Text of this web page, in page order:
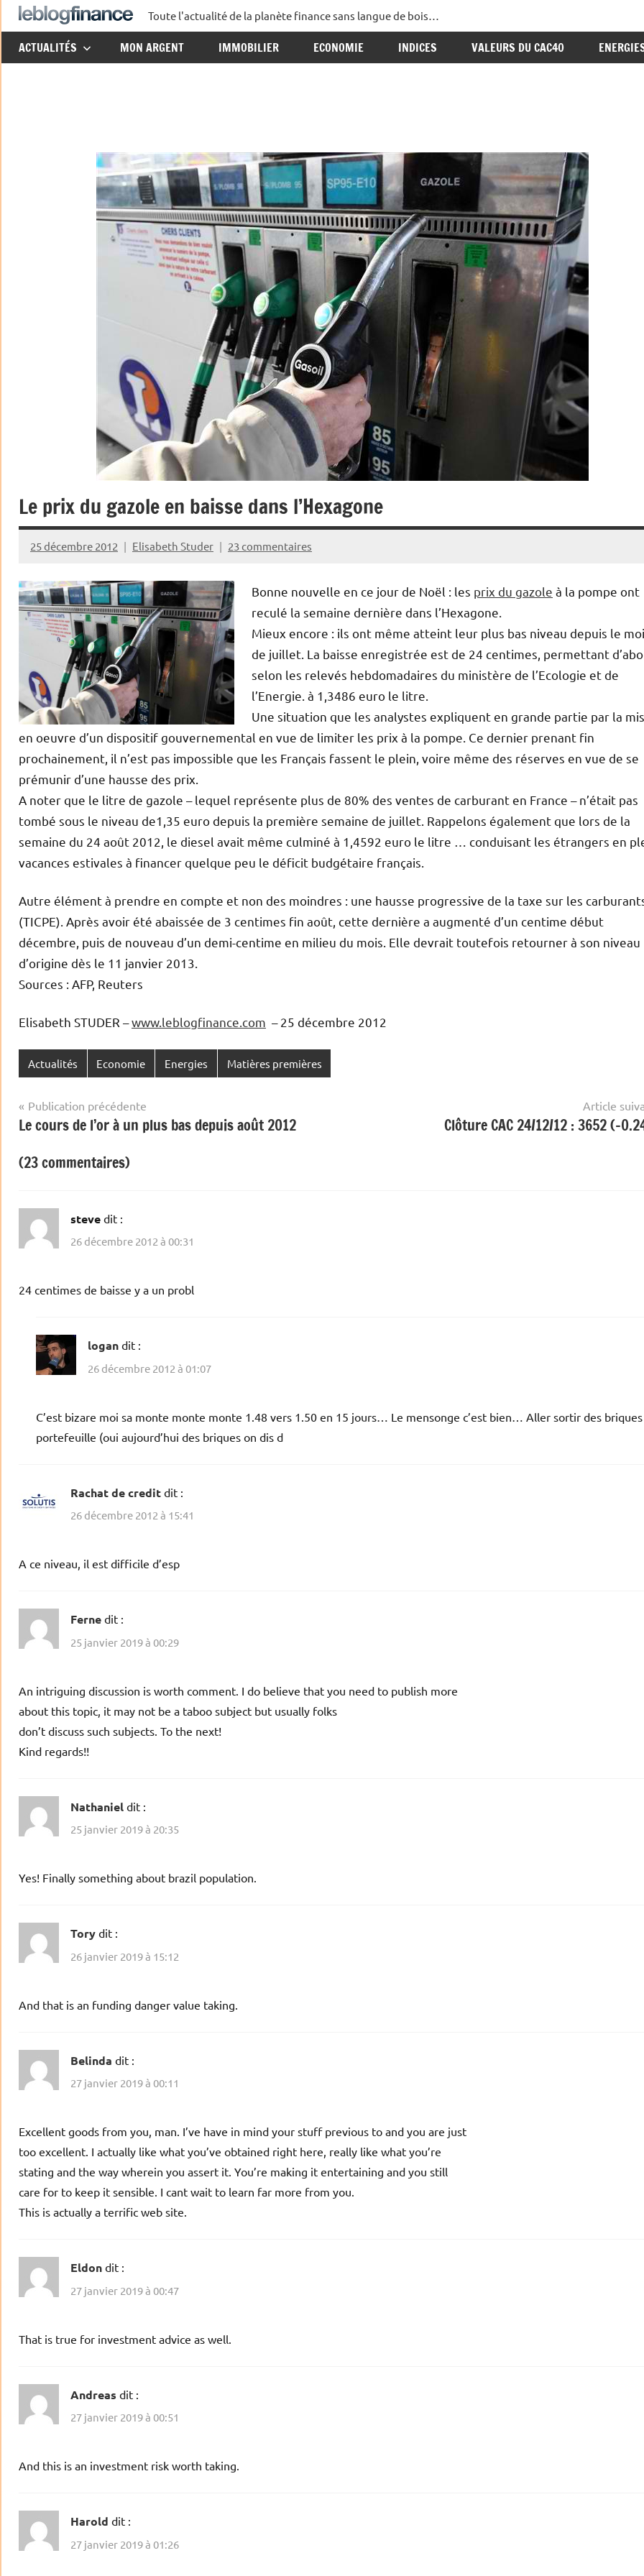
Aller
au
contenu
Le
Blog
Toute l'actualité de la planète finance sans langue de bois…
ACTUALITÉS MON ARGENT IMMOBILIER ECONOMIE INDICES VALEURS DU CAC40
Le prix du gazole en baisse dans l’Hexagone
25 décembre 2012 Elisabeth Studer 23 commentaires
Bonne nouvelle en ce jour de Noël : les prix du gazole à la pompe ont
reculé la semaine dernière dans l’Hexagone.
Mieux encore : ils ont même atteint leur plus bas niveau depuis le
de juillet. La baisse enregistrée est de 24 centimes, permettant
selon les relevés hebdomadaires du ministère de l’Ecologie et de
l’Energie. à 1,3486 euro le litre.
Une situation que les analystes expliquent en grande partie par la
en oeuvre d’un dispositif gouvernemental en vue de limiter les prix à la pompe. Ce dernier prenant fin
prochainement, il n’est pas impossible que les Français fassent le plein, voire même des réserves en vue de se
prémunir d’une hausse des prix.
A noter que le litre de gazole – lequel représente plus de 80% des ventes de carburant en France – n’était pas
tombé sous le niveau de1,35 euro depuis la première semaine de juillet. Rappelons également que lors de la
semaine du 24 août 2012, le diesel avait même culminé à 1,4592 euro le litre … conduisant les étrangers en
vacances estivales à financer quelque peu le déficit budgétaire français.
Autre élément à prendre en compte et non des moindres : une hausse progressive de la taxe sur les
(TICPE). Après avoir été abaissée de 3 centimes fin août, cette dernière a augmenté d’un centime début
décembre, puis de nouveau d’un demi-centime en milieu du mois. Elle devrait toutefois retourner à son niveau
d’origine dès le 11 janvier 2013.
Sources : AFP, Reuters
Elisabeth STUDER –www.leblogfinance.com – 25 décembre 2012
Actualités Economie Energies Matières premières
Navigation
de
l’article
Publication précédente
Le cours de l’or à un plus bas depuis août 2012
Article
Clôture CAC 24/12/12 : 3652 (-
(23 commentaires)
steve dit :
26 décembre 2012 à 00:31
24 centimes de baisse y a un probl
logan dit :
26 décembre 2012 à 01:07
C’est bizare moi sa monte monte monte 1.48 vers 1.50 en 15 jours… Le mensonge c’est bien… Aller sortir des
portefeuille (oui aujourd’hui des briques on dis d
Rachat de credit dit :
26 décembre 2012 à 15:41
A ce niveau, il est difficile d’esp
Ferne dit :
25 janvier 2019 à 00:29
An intriguing discussion is worth comment. I do believe that you need to publish more
about this topic, it may not be a taboo subject but usually folks
don’t discuss such subjects. To the next!
Kind regards!!
Nathaniel dit :
25 janvier 2019 à 20:35
Yes! Finally something about brazil population.
Tory dit :
26 janvier 2019 à 15:12
And that is an funding danger value taking.
Belinda dit :
27 janvier 2019 à 00:11
Excellent goods from you, man. I’ve have in mind your stuff previous to and you are just
too excellent. I actually like what you’ve obtained right here, really like what you’re
stating and the way wherein you assert it. You’re making it entertaining and you still
care for to keep it sensible. I cant wait to learn far more from you.
This is actually a terrific web site.
Eldon dit :
27 janvier 2019 à 00:47
That is true for investment advice as well.
Andreas dit :
27 janvier 2019 à 00:51
And this is an investment risk worth taking.
Harold dit :
27 janvier 2019 à 01:26